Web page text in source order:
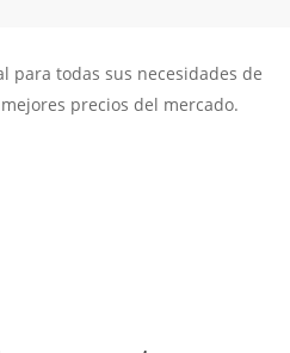
para todas sus necesidades de
precios del mercado.